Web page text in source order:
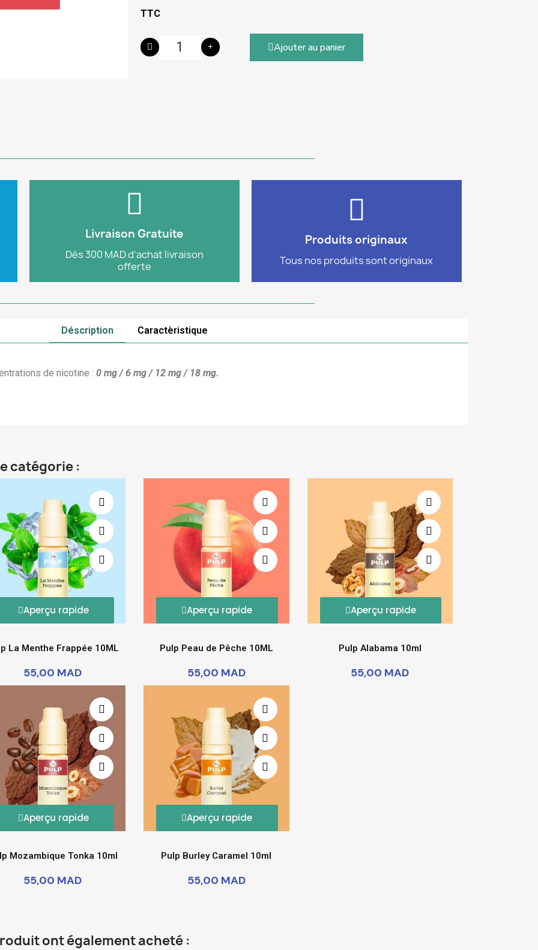
TTC
Ajouter au panier
Livraison Gratuite
Dés 300 MAD d'achat livraison
offerte
Livraison
Profitez de la livraison gratuite pour
toute commande de 300 MAD ou
plus sur notre site e-commerce.
Produits originaux
Tous nos produits sont originaux
100% authentiques
Commandez en toute confiance,
tous nos produits sont 100%
Déscription Caractèristique
de nicotine : 0 mg / 6 mg / 12 mg / 18 mg.
catégorie :
Aperçu rapide
La Menthe Frappée 10ML
55,00 MAD
Aperçu rapide
Pulp Peau de Pêche 10ML
55,00 MAD
Aperçu rapide
Pulp Alabama 10ml
55,00 MAD
Aperçu rapide
Mozambique Tonka 10ml
55,00 MAD
Aperçu rapide
Pulp Burley Caramel 10ml
55,00 MAD
ont également acheté :